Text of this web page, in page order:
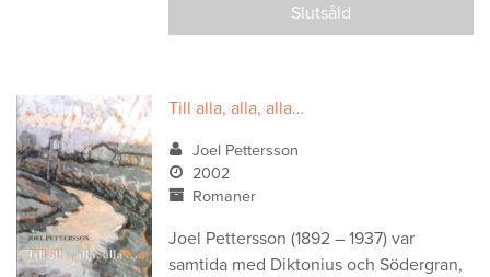
Slutsåld
Till alla, alla, alla…
Joel Pettersson
2002
Romaner
Joel Pettersson (1892 – 1937) var
samtida med Diktonius och Södergran,